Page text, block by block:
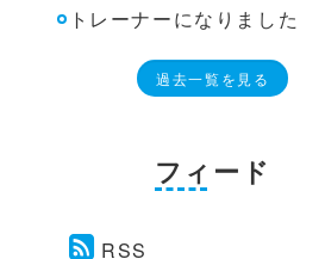
トレーナーになりました
過去一覧を見る
フィード
RSS